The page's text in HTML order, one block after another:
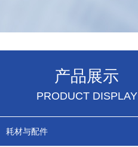
产品展示
PRODUCT DISPLAY
耗材与配件